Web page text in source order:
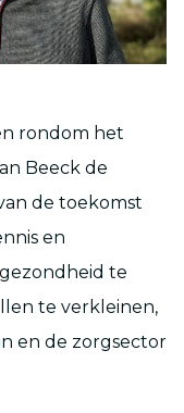
rondom het
Beeck de
de toekomst
en
te
te verkleinen,
en de zorgsector